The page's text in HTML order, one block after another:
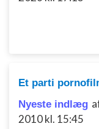
Et parti
Nyeste indlæg
2010 kl. 15:45